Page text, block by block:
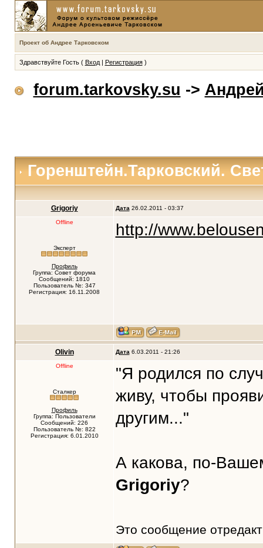
Проект об Андрее Тарковском
Здравствуйте Гость ( Вход| Регистрация)
forum.tarkovsky.su ->
Горенштейн.Тарковский.
Grigoriy Дата 26.02.2011 - 03:37
Offline
Эксперт
Профиль
Группа: Совет форума
Сообщений: 1810
Пользователь №: 347
Регистрация: 16.11.2008
http://
Olivin Дата 6.03.2011 - 21:26
Offline
Сталкер
Профиль
Группа: Пользователи
Сообщений: 226
Пользователь №: 822
Регистрация: 6.01.2010
"Я родился по
живу, чтобы
другим..."
А какова, по-
Grigoriy?
Это сообщение